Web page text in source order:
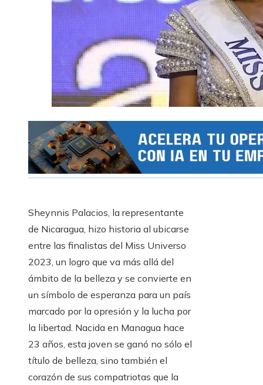
Sheynnis Palacios, la representante
de Nicaragua, hizo historia al ubicarse
entre las finalistas del Miss Universo
2023, un logro que va más allá del
ámbito de la belleza y se convierte en
un símbolo de esperanza para un país
marcado por la opresión y la lucha por
la libertad. Nacida en Managua hace
23 años, esta joven se ganó no sólo el
título de belleza, sino también el
corazón de sus compatriotas que la